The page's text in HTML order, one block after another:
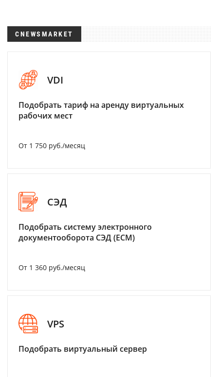
CNEWSMARKET
VDI
Подобрать тариф на аренду виртуальных
рабочих мест
От 1 750 руб./месяц
СЭД
Подобрать систему электронного
документооборота СЭД (ECM)
От 1 360 руб./месяц
VPS
Подобрать виртуальный сервер